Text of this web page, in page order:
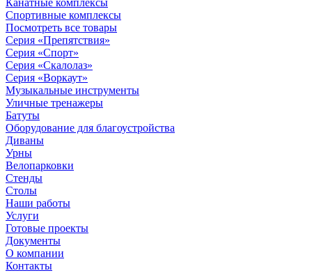
Канатные комплексы
Спортивные комплексы
Посмотреть все товары
Серия «Препятствия»
Серия «Спорт»
Серия «Скалолаз»
Серия «Воркаут»
Музыкальные инструменты
Уличные тренажеры
Батуты
Оборудование для благоустройства
Диваны
Урны
Велопарковки
Стенды
Столы
Наши работы
Услуги
Готовые проекты
Документы
О компании
Контакты